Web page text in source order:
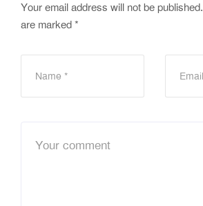
Your email address will not be published.
are marked *